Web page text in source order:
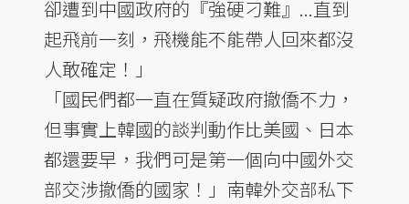
卻遭到中國政府的『強硬刁難』...直到
起飛前一刻，飛機能不能帶人回來都沒
人敢確定！」
「國民們都一直在質疑政府撤僑不力，
但事實上韓國的談判動作比美國、日本
都還要早，我們可是第一個向中國外交
部交涉撤僑的國家！」南韓外交部私下